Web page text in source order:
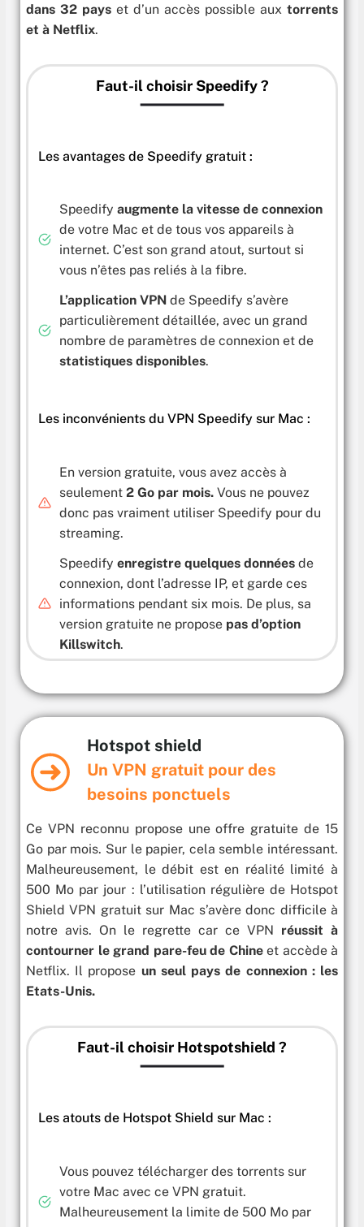
dans 32 pays et d’un accès possible aux torrents
et à Netflix.
Faut-il choisir Speedify ?
Les avantages de Speedify gratuit :
Speedify augmente la vitesse de connexion
de votre Mac et de tous vos appareils à
internet. C’est son grand atout, surtout si
vous n’êtes pas reliés à la fibre.
L’application VPN de Speedify s’avère
particulièrement détaillée, avec un grand
nombre de paramètres de connexion et de
statistiques disponibles.
Les inconvénients du VPN Speedify sur Mac :
En version gratuite, vous avez accès à
seulement 2 Go par mois.Vous ne pouvez
donc pas vraiment utiliser Speedify pour du
streaming.
Speedify enregistre quelques données de
connexion, dont l’adresse IP, et garde ces
informations pendant six mois. De plus, sa
version gratuite ne propose pas d’option
Killswitch.
Hotspot shield
Un VPN gratuit pour des
besoins ponctuels
Ce VPN reconnu propose une offre gratuite de 15
Go par mois. Sur le papier, cela semble intéressant.
Malheureusement, le débit est en réalité limité à
500 Mo par jour : l’utilisation régulière de Hotspot
Shield VPN gratuit sur Mac s’avère donc difficile à
notre avis. On le regrette car ce VPN réussit à
contourner le grand pare-feu de Chineet accède à
Netflix. Il propose un seul pays de connexion : les
Etats-Unis.
Faut-il choisir Hotspotshield ?
Les atouts de Hotspot Shield sur Mac :
Vous pouvez télécharger des torrents sur
votre Mac avec ce VPN gratuit.
Malheureusement la limite de 500 Mo par